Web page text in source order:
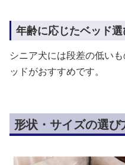
年齢に応じたベッド
シニア犬には段差の低い
ッドがおすすめです。
形状・サイズの選び